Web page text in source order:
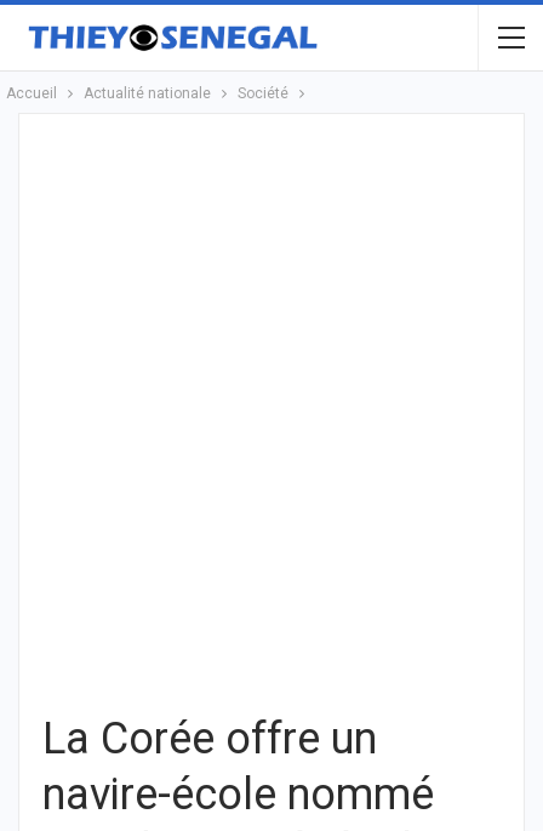
Accueil Actualité nationale Société
La Corée offre un
navire-école nommé